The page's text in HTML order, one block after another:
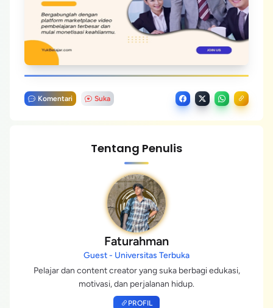
Komentari Suka
Tentang Penulis
Faturahman
Guest - Universitas Terbuka
Pelajar dan content creator yang suka berbagi edukasi,
motivasi, dan perjalanan hidup.
PROFIL